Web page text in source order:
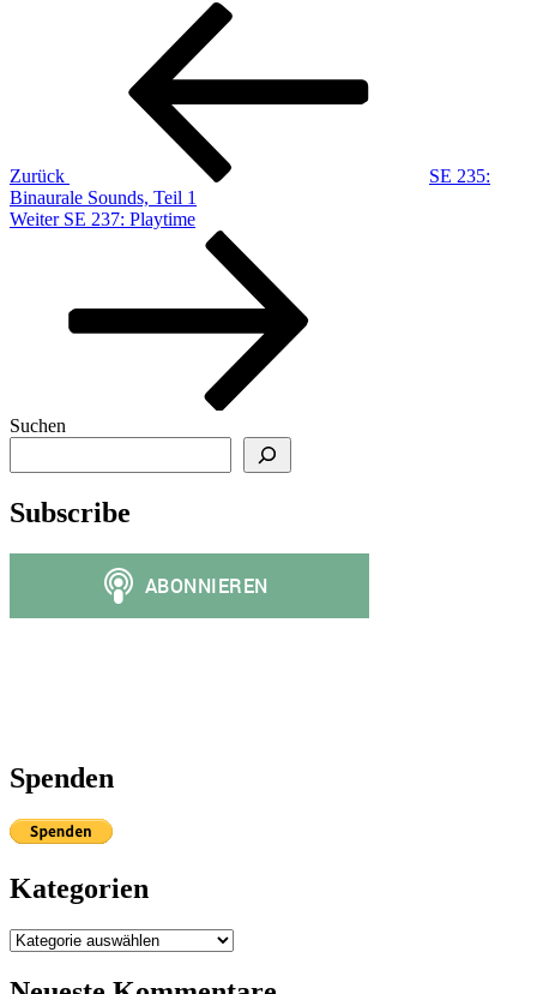
Beitragsnavigation
Zurück
SE 235:
Binaurale Sounds, Teil 1
Nächster
Weiter SE 237: Playtime
Suchen
Subscribe
Spenden
Kategorien
Kategorien